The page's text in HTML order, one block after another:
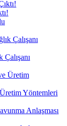
Yöntemleri